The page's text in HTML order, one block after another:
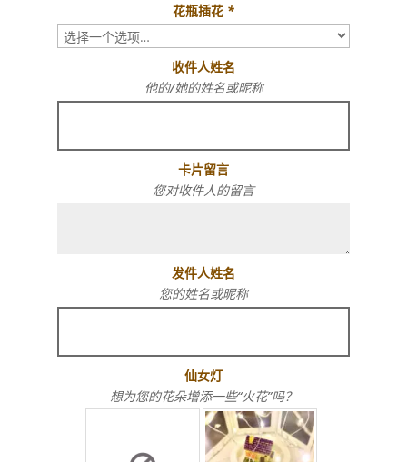
花瓶插花 *
收件人姓名
他的/她的姓名或昵称
卡片留言
您对收件人的留言
发件人姓名
您的姓名或昵称
仙女灯
想为您的花朵增添一些“火花”吗？